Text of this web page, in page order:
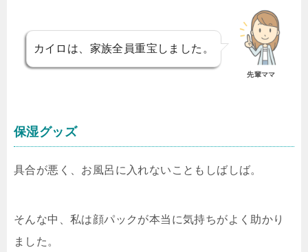
カイロは、家族全員重宝しました。
先輩ママ
保湿グッズ
具合が悪く、お風呂に入れないこともしばしば。
そんな中、私は顔パックが本当に気持ちがよく助かり
ました。